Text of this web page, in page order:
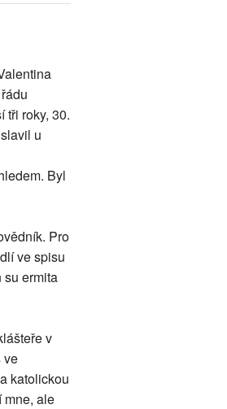
tři roky, 30.
u
Byl
Pro
ve spisu
su ermita
v
ve
katolickou
mne, ale